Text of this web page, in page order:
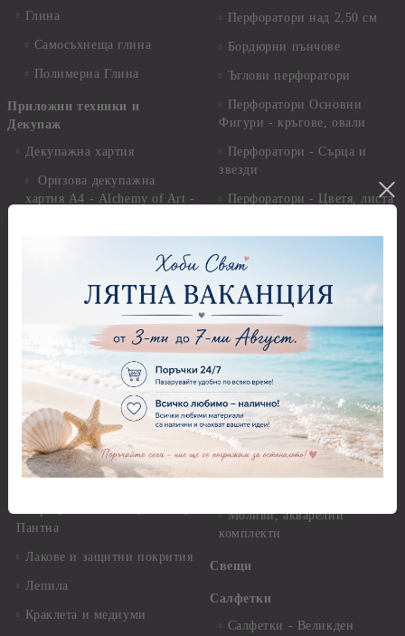
Глина
Самосъхнеща глина
Полимерна Глина
Приложни техники и
Декупаж
Декупажна хартия
Оризова декупажна
хартия А4 - Alchemy of Art -
А4 - Itd. Collection - 25-30
Фина оризова декупажна
хартия Stamperia - 21 х
29.см. - 28гр.
Декупажна хартия - Други
Антични пасти
Вакс пасти
Грунд, Основи, Релефни
пасти
Пантна
Лакове и защитни покрития
Лепила
Краклета и медиуми
Перфоратори над 2,50 см
Бордюрни пънчове
Ъглови перфоратори
Перфоратори Основни
Фигури - кръгове, овали
Перфоратори - Сърца и
звезди
Перфоратори - Цветя, листа
Перфоратори - Животни
Перфоратори - Коледни и
Зимни
Рисуване
Грунд и почистващи
разтвори
Платна за рисуване
Стативи и поставки
Моливи, акварелни
комплекти
Свещи
Салфетки
Салфетки - Великден